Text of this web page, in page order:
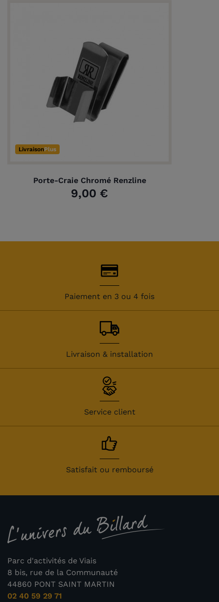
LivraisonPlus
Porte-Craie Chromé Renzline
9,00 €
Paiement en 3 ou 4 fois
Livraison & installation
Service client
Satisfait ou remboursé
Parc d'activités de Viais
8 bis, rue de la Communauté
44860 PONT SAINT MARTIN
02 40 59 29 71